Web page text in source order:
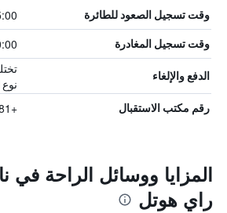
وقت تسجيل الصعود للطائرة
وقت تسجيل المغادرة
الدفع والإلغاء
رقم مكتب الاستقبال +81 262 231 090
المزايا ووسائل الراحة في
راي هوتل